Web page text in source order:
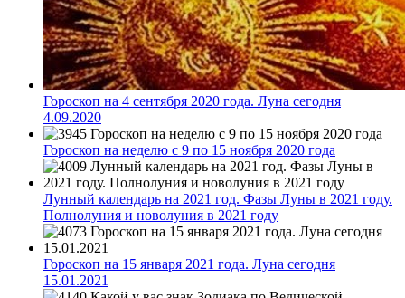
Гороскоп на 4 сентября 2020 года. Луна сегодня
4.09.2020
Гороскоп на неделю с 9 по 15 ноября 2020 года
Лунный календарь на 2021 год. Фазы Луны в 2021 году.
Полнолуния и новолуния в 2021 году
Гороскоп на 15 января 2021 года. Луна сегодня
15.01.2021